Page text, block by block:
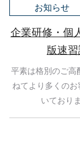
お知らせ
企業研修・個
版速
平素は格別のご高
ねてより多くの
いており